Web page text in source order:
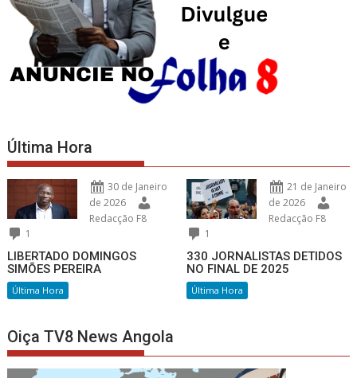
Última Hora
30 de Janeiro
de 2026
Redacção F8
1
LIBERTADO DOMINGOS
SIMÕES PEREIRA
Última Hora
21 de Janeiro
de 2026
Redacção F8
1
330 JORNALISTAS DETIDOS
NO FINAL DE 2025
Última Hora
Oiça TV8 News Angola